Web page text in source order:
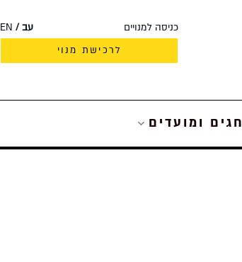
כניסה למנויים עב
EN
לרכישת מנוי
חגים ומועדים